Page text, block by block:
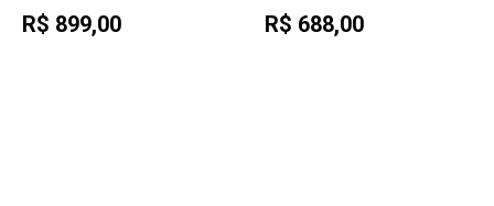
R$ 899,00 R$ 688,00